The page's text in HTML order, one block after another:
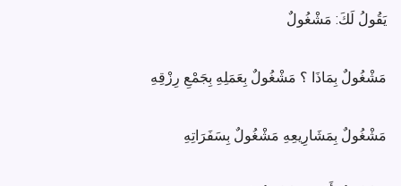
يَقُولُ لَكَ: مَشْغُولٌ
مَشْغُولٌ بِمَاذَا ؟ مَشْغُولٌ بِعَمَلِهِ بِجَمْعِ رِزْقِهِ
مَشْغُولٌ بِمَشَارِيعِهِ مَشْغُولٌ بِسَفَرَاتِهِ